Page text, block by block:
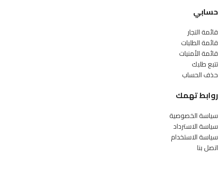
حسابي
قائمة التجار
قائمة الطلبات
قائمة الأمنيات
تتبع طلبك
حذف الحساب
روابط تهمك
سياسة الخصوصية
سياسة الاسترداد
سياسة الاستخدام
اتصل بنا